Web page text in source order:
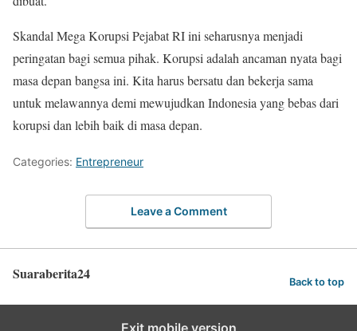
Skandal Mega Korupsi Pejabat RI ini seharusnya menjadi
peringatan bagi semua pihak. Korupsi adalah ancaman nyata bagi
masa depan bangsa ini. Kita harus bersatu dan bekerja sama
untuk melawannya demi mewujudkan Indonesia yang bebas dari
korupsi dan lebih baik di masa depan.
Categories: Entrepreneur
Leave a Comment
Suaraberita24 Back to top